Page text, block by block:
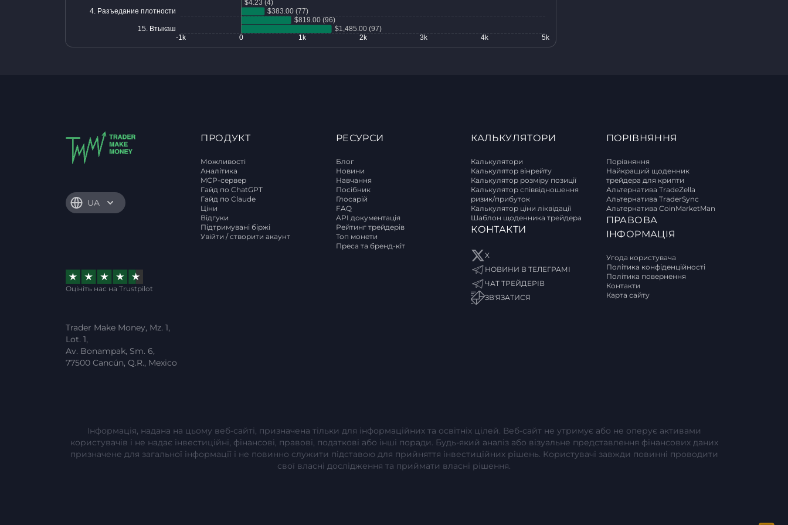
UA
Оцініть нас на Trustpilot
Trader Make Money, Mz. 1,
Lot. 1,
Av. Bonampak, Sm. 6,
77500 Cancún, Q.R., Mexico
ПРОДУКТ
Можливості
Аналітика
MCP-сервер
Гайд по ChatGPT
Гайд по Claude
Ціни
Відгуки
Підтримувані біржі
Увійти / створити акаунт
РЕСУРСИ
Блог
Новини
Навчання
Посібник
Глосарій
FAQ
API документація
Рейтинг трейдерів
Топ монети
Преса та бренд-кіт
КАЛЬКУЛЯТОРИ
Калькулятори
Калькулятор вінрейту
Калькулятор розміру позиції
Калькулятор співвідношення
ризик/прибуток
Калькулятор ціни ліквідації
Шаблон щоденника трейдера
КОНТАКТИ
X
НОВИНИ В ТЕЛЕГРАМІ
ЧАТ ТРЕЙДЕРІВ
ЗВ'ЯЗАТИСЯ
ПОРІВНЯННЯ
Порівняння
Найкращий щоденник
трейдера для крипти
Альтернатива TradeZella
Альтернатива TraderSync
Альтернатива CoinMarketMan
ПРАВОВА
ІНФОРМАЦІЯ
Угода користувача
Політика конфіденційності
Політика повернення
Контакти
Карта сайту
Інформація, надана на цьому веб-сайті, призначена тільки для інформаційних та освітніх цілей. Веб-сайт не утримує або не оперує активами
користувачів і не надає інвестиційні, фінансові, правові, податкові або інші поради. Будь-який аналіз або візуальне представлення фінансових даних
призначене для загальної інформації і не повинно служити підставою для прийняття інвестиційних рішень. Користувачі завжди повинні проводити
свої власні дослідження та приймати власні рішення.